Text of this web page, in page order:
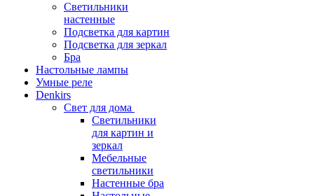
Светильники
настенные
Подсветка для картин
Подсветка для зеркал
Бра
Настольные лампы
Умные реле
Denkirs
Свет для дома
Светильники
для картин и
зеркал
Мебельные
светильники
Настенные бра